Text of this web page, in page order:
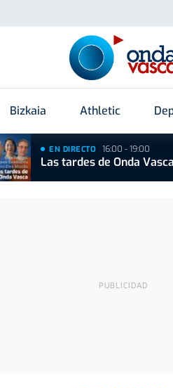
Bizkaia Athletic
EN DIRECTO 16:00 - 19:00
Las tardes de Onda